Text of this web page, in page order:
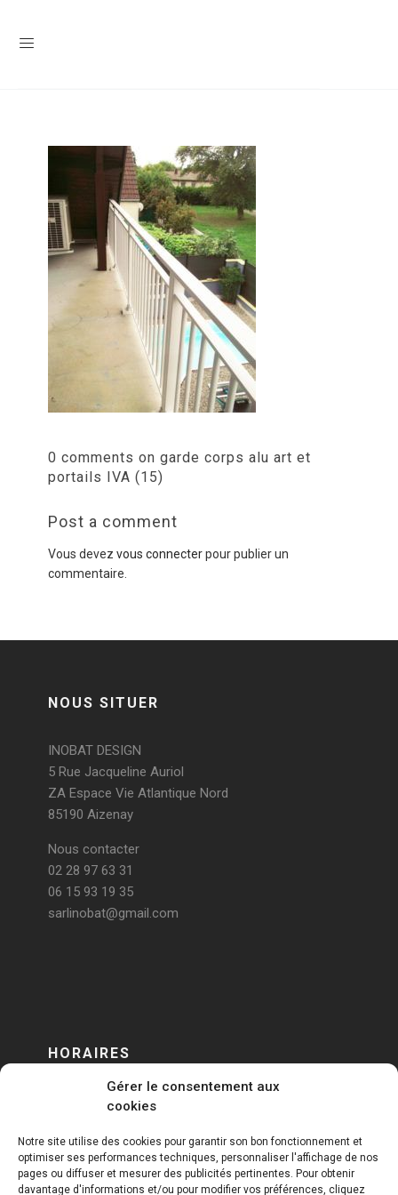
Gérer le consentement aux
cookies
Notre site utilise des cookies pour garantir son bon fonctionnement et
optimiser ses performances techniques, personnaliser l'affichage de nos
pages ou diffuser et mesurer des publicités pertinentes. Pour obtenir
davantage d'informations et/ou pour modifier vos préférences, cliquez
0 comments on garde corps alu art et
portails IVA (15)
Post a comment
Vous devez vous connecterpour publier un
commentaire.
NOUS SITUER
INOBAT DESIGN
5 Rue Jacqueline Auriol
ZA Espace Vie Atlantique Nord
85190 Aizenay
Nous contacter
02 28 97 63 31
06 15 93 19 35
sarlinobat@gmail.com
HORAIRES
DU LUNDI AU VENDREDI